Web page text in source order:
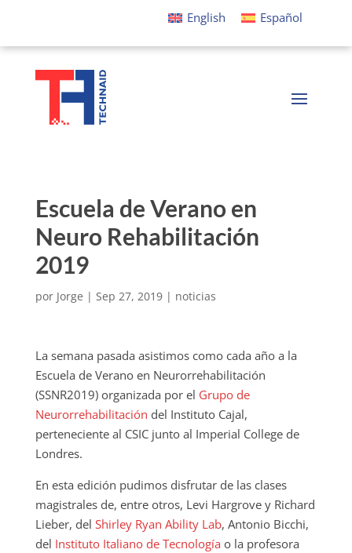
English Español
Escuela de Verano en
Neuro Rehabilitación
2019
por Jorge | Sep 27, 2019| noticias
La semana pasada asistimos como cada año a la
Escuela de Verano en Neurorrehabilitación
(SSNR2019) organizada por el Grupo de
Neurorrehabilitación del Instituto Cajal,
perteneciente al CSIC junto al Imperial College de
Londres.
En esta edición pudimos disfrutar de las clases
magistrales de, entre otros, Levi Hargrove y Richard
Lieber, del Shirley Ryan Ability Lab, Antonio Bicchi,
del Instituto Italiano de Tecnología o la profesora